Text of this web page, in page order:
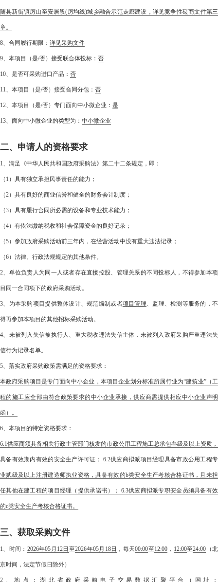
随县新街镇厉山至安居段(厉均线)城乡融合示范走廊建设，详见竞争性磋商文件第三
章。
8、合同履行期限： 详见采购文件
9、本项目（是/否）接受联合体投标： 否
10、是否可采购进口产品： 否
11、本项目（是/否）接受合同分包： 否
12、本项目（是/否）专门面向中小微企业： 是
13、面向中小微企业的类型为： 中小微企业
二、申请人的资格要求
1、满足《中华人民共和国政府采购法》第二十二条规定，即：
（1）具有独立承担民事责任的能力；
（2）具有良好的商业信誉和健全的财务会计制度；
（3）具有履行合同所必需的设备和专业技术能力；
（4）有依法缴纳税收和社会保障资金的良好记录；
（5）参加政府采购活动前三年内，在经营活动中没有重大违法记录；
（6）法律、行政法规规定的其他条件。
2、单位负责人为同一人或者存在直接控股、管理关系的不同投标人，不得参加本项
目同一合同项下的政府采购活动。
3、为本采购项目提供整体设计、规范编制或者项目管理、监理、检测等服务的，不
得再参加本项目的其他招标采购活动。
4、未被列入失信被执行人、重大税收违法失信主体，未被列入政府采购严重违法失
信行为记录名单。
5、落实政府采购政策需满足的资格要求：
本政府采购项目是专门面向中小企业，本项目企业划分标准所属行业为“建筑业”（工
程的施工应全部由符合政策要求的中小企业承接，供应商需提供相应中小企业声明
函）。
6、本项目的特定资格要求：
6.1供应商须具备相关行政主管部门核发的市政公用工程施工总承包叁级及以上资质，
具备有效期内有效的安全生产许可证； 6.2供应商拟派项目经理具备市政公用工程专
业贰级及以上注册建造师执业资格，具备有效的b类安全生产考核合格证书，且未担
任其他在建工程的项目经理（提供承诺书）； 6.3供应商拟派专职安全员须具备有效
的c类安全生产考核合格证书。
三、获取采购文件
1、时间： 2026年05月12日 至2026年05月18日 ，每天00:00至12:00 ， 12:00至24:00 （北
京时间，法定节假日除外）
2、地点：湖北省政府采购电子交易数据汇聚平台（网址：